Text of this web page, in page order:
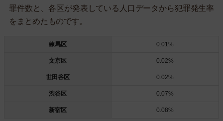
罪件数と、各区が発表している人口データから犯罪発生率
をまとめたものです。
練馬区 0.01%
文京区 0.02%
世田谷区 0.02%
渋谷区 0.07%
新宿区 0.08%